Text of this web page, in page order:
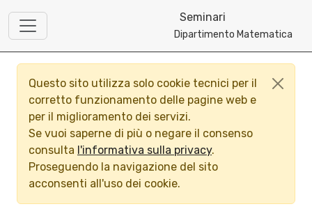
Seminari
Dipartimento Matematica
Questo sito utilizza solo cookie tecnici per il
corretto funzionamento delle pagine web e
per il miglioramento dei servizi.
Se vuoi saperne di più o negare il consenso
consulta l'informativa sulla privacy.
Proseguendo la navigazione del sito
acconsenti all'uso dei cookie.